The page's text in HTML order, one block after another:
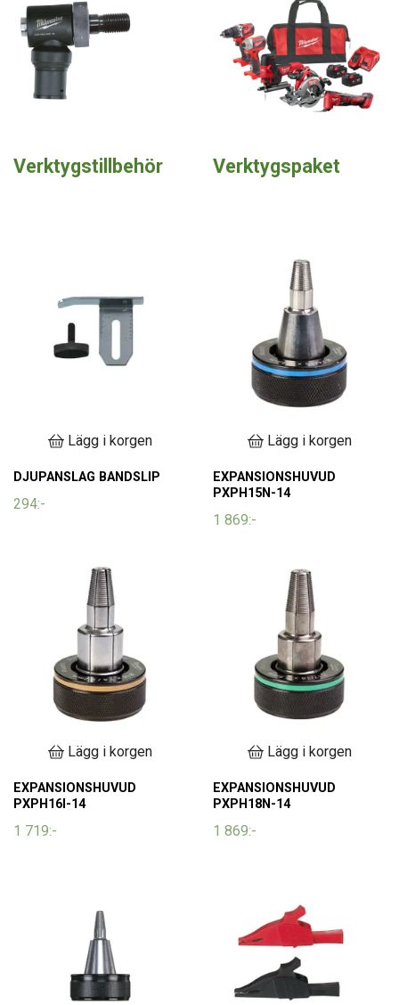
Verktygstillbehör Verktygspaket
Lägg i korgen
DJUPANSLAG BANDSLIP
294:-
Lägg i korgen
EXPANSIONSHUVUD
PXPH15N-14
1 869:-
Lägg i korgen
EXPANSIONSHUVUD
PXPH16I-14
1 719:-
Lägg i korgen
EXPANSIONSHUVUD
PXPH18N-14
1 869:-